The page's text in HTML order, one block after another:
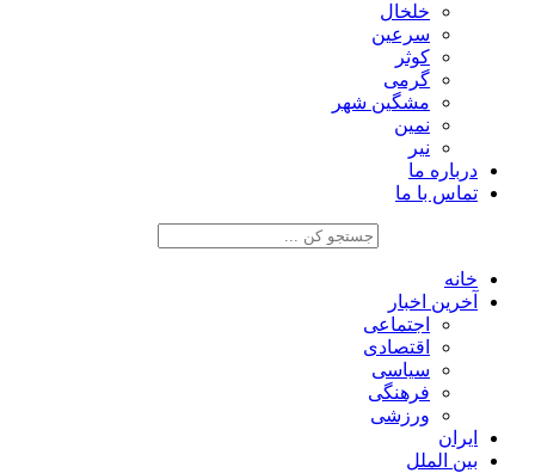
خلخال
سرعین
کوثر
گرمی
مشگین شهر
نمین
نیر
درباره ما
تماس با ما
خانه
آخرین اخبار
اجتماعی
اقتصادی
سیاسی
فرهنگی
ورزشی
ایران
بین الملل